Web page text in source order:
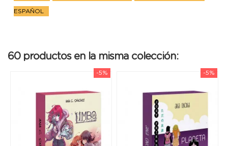
ESPAÑOL
60 productos en la misma colección:
-5% -5%